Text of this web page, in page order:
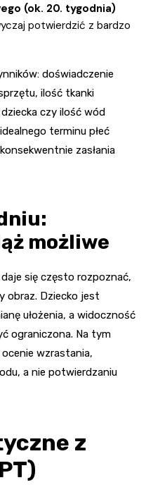
(ok. 20. tygodnia)
potwierdzić z bardzo
doświadczenie
ilość tkanki
czy ilość wód
terminu płeć
zasłania
możliwe
się często rozpoznać,
obraz. Dziecko jest
ułożenia, a widoczność
ograniczona. Na tym
ocenie wzrastania,
a nie potwierdzaniu
z